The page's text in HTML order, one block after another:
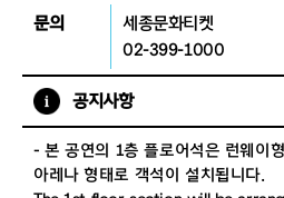
문의
세종문화티켓
02-399-1000
공지사항
- 본 공연의 1층 플로어석은 런웨이
아레나 형태로 객석이 설치됩니다.